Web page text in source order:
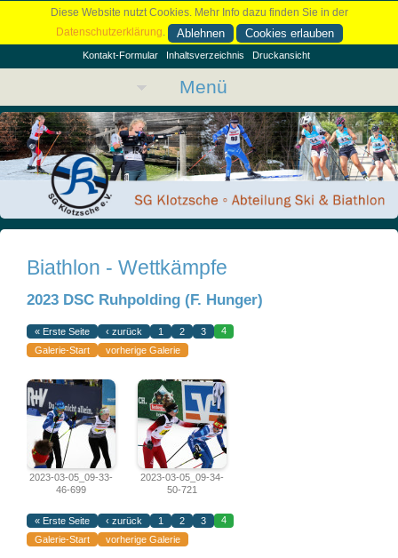
Diese Website nutzt Cookies. Mehr Info dazu finden Sie in der
Datenschutzerklärung. Ablehnen Cookies erlauben
Kontakt-Formular Inhaltsverzeichnis Druckansicht
Menü
Biathlon - Wettkämpfe
2023 DSC Ruhpolding (F. Hunger)
« Erste Seite ‹ zurück 1 2 3
4
Galerie-Start
vorherige Galerie
2023-03-05_09-33-
46-699
2023-03-05_09-34-
50-721
« Erste Seite ‹ zurück 1 2 3
4
Galerie-Start
vorherige Galerie